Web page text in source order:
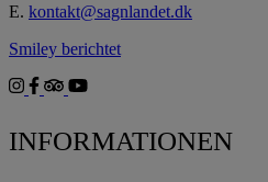
E. kontakt@sagnlandet.dk
Smiley berichtet
INFORMATIONEN